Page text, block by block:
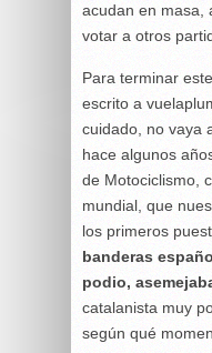
acudan en masa,
votar a otros
Para terminar
escrito a
cuidado, no vaya
hace algunos
de Motociclismo,
mundial, que
los primeros
banderas
podio,
catalanista muy
según qué